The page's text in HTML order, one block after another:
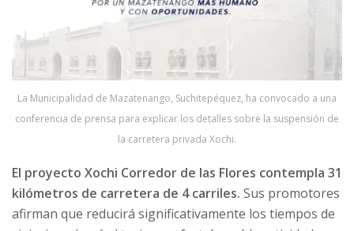
La Municipalidad de Mazatenango, Suchitepéquez, ha convocado a una
conferencia de prensa para explicar los detalles sobre la suspensión de
la carretera privada Xochi.
El proyecto Xochi Corredor de las Flores contempla 31
kilómetros de carretera de 4 carriles. Sus promotores
afirman que reducirá significativamente los tiempos de